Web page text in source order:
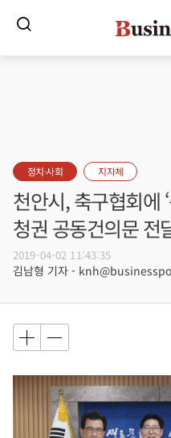
정치·사회 지자체
천안시, 축구협회에
청권 공동건의문 전
2019-04-02 11:43:35
김남형 기자 -